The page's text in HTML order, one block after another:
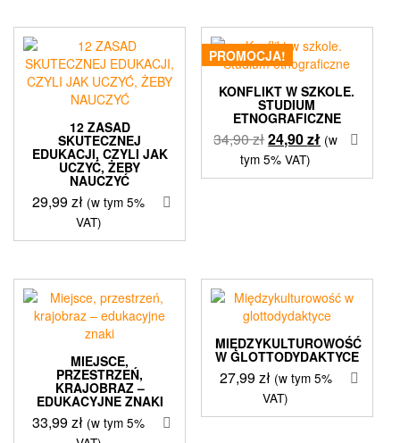
12 ZASAD
SKUTECZNEJ
EDUKACJI, CZYLI JAK
UCZYĆ, ŻEBY
NAUCZYĆ
29,99zł (w tym 5%
VAT)
PROMOCJA!
KONFLIKT W SZKOLE.
STUDIUM
ETNOGRAFICZNE
34,90złPierwotna
cena
wynosiła:
24,90złAktualna
wynosi:
(w
tym 5% VAT)
MIEJSCE,
PRZESTRZEŃ,
KRAJOBRAZ –
EDUKACYJNE ZNAKI
33,99zł (w tym 5%
MIĘDZYKULTUROWOŚĆ
W GLOTTODYDAKTYCE
27,99zł (w tym 5%
VAT)